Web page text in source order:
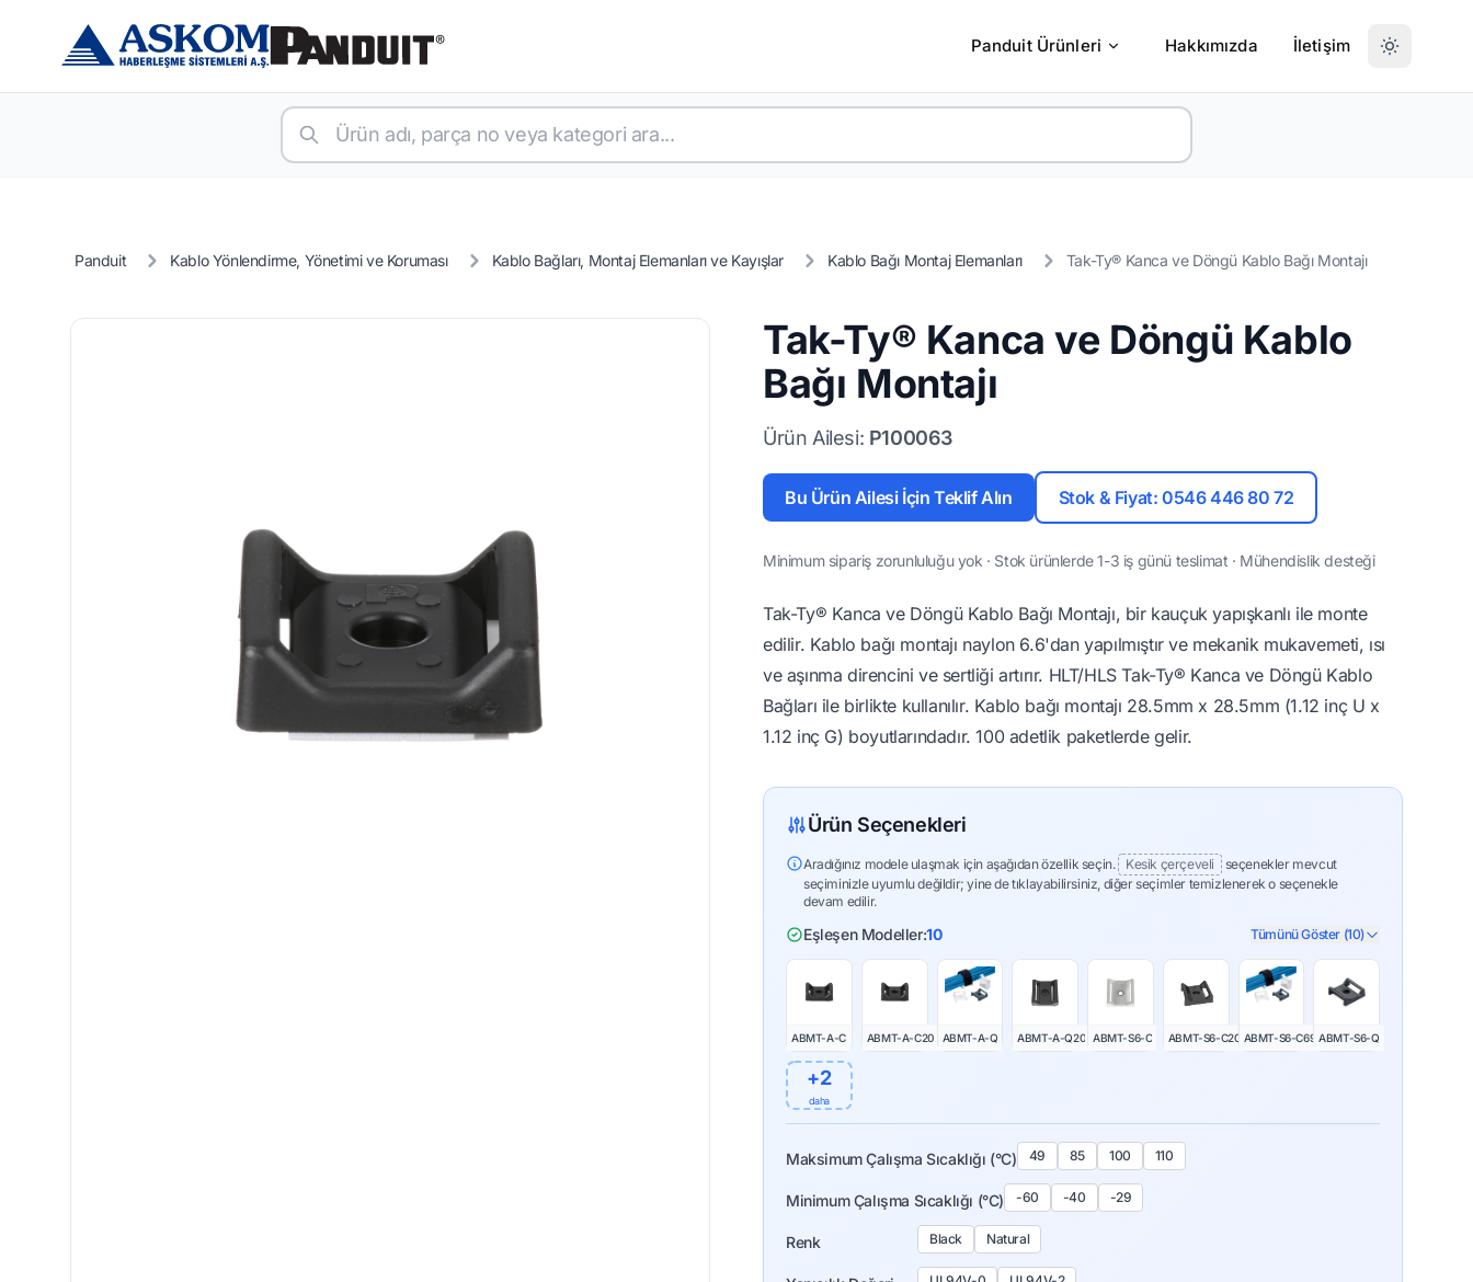
Panduit Ürünleri Hakkımızda İletişim
Panduit Kablo Yönlendirme, Yönetimi ve Koruması Kablo Bağları, Montaj Elemanları ve Kayışlar Kablo Bağı Montaj Elemanları Tak-Ty® Kanca ve Döngü Kablo Bağı Montajı
Tak-Ty® Kanca ve Döngü Kablo
Bağı Montajı
Ürün Ailesi: P100063
Bu Ürün Ailesi İçin Teklif Alın Stok & Fiyat: 0546 446 80 72
Minimum sipariş zorunluluğu yok · Stok ürünlerde 1-3 iş günü teslimat · Mühendislik desteği
Tak-Ty® Kanca ve Döngü Kablo Bağı Montajı, bir kauçuk yapışkanlı ile monte
edilir. Kablo bağı montajı naylon 6.6'dan yapılmıştır ve mekanik mukavemeti, ısı
ve aşınma direncini ve sertliği artırır. HLT/HLS Tak-Ty® Kanca ve Döngü Kablo
Bağları ile birlikte kullanılır. Kablo bağı montajı 28.5mm x 28.5mm (1.12 inç U x
1.12 inç G) boyutlarındadır. 100 adetlik paketlerde gelir.
Ürün Seçenekleri
Aradığınız modele ulaşmak için aşağıdan özellik seçin. Kesik çerçeveli
seçenekler mevcut
seçiminizle uyumlu değildir; yine de tıklayabilirsiniz, diğer seçimler temizlenerek o seçenekle
devam edilir.
Eşleşen Modeller:10 Tümünü Göster (10)
ABMT-A-C ABMT-A-C20 ABMT-A-Q ABMT-A-Q20 ABMT-S6-C ABMT-S6-C20 ABMT-S6-C69 ABMT-S6-Q
+2
daha
Maksimum Çalışma Sıcaklığı (°C) 49 85 100 110
Minimum Çalışma Sıcaklığı (°C) -60 -40 -29
Renk Black Natural